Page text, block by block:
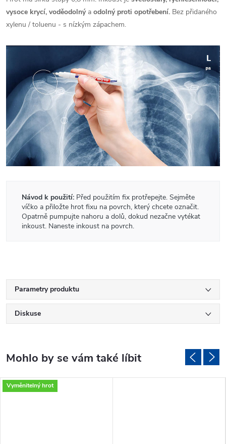
vysoce krycí, voděodolnýa odolný proti opotřebení. Bez přidaného
xylenu / toluenu - s nízkým zápachem.
Návod k použití: Před použitím fix protřepejte. Sejměte
víčko a přiložte hrot fixu na povrch, který chcete označit.
Opatrně pumpujte nahoru a dolů, dokud nezačne vytékat
inkoust. Naneste inkoust na povrch.
Parametry produktu
Diskuse
Vyměnitelný hrot